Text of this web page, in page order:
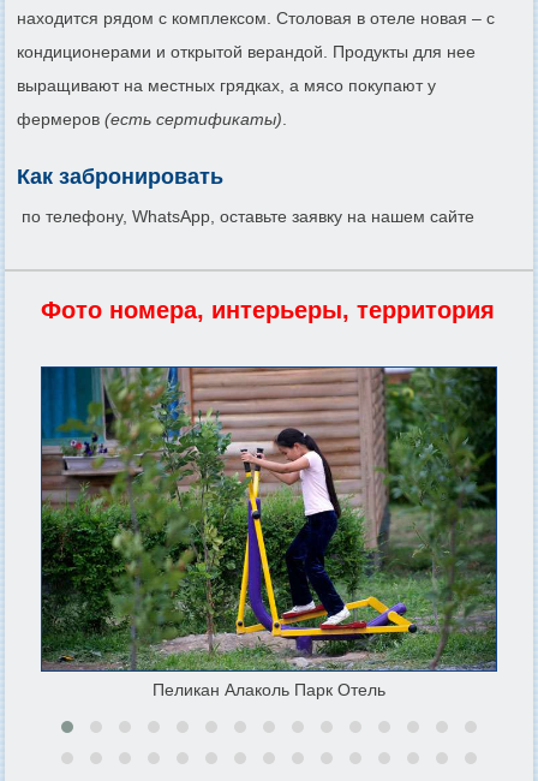
находится рядом с комплексом. Столовая в отеле новая – с
кондиционерами и открытой верандой. Продукты для нее
выращивают на местных грядках, а мясо покупают у
фермеров (есть сертификаты).
Как забронировать
по телефону, WhatsApp, оставьте заявку на нашем сайте
Фото номера, интерьеры, территория
Пеликан Алаколь Парк Отель